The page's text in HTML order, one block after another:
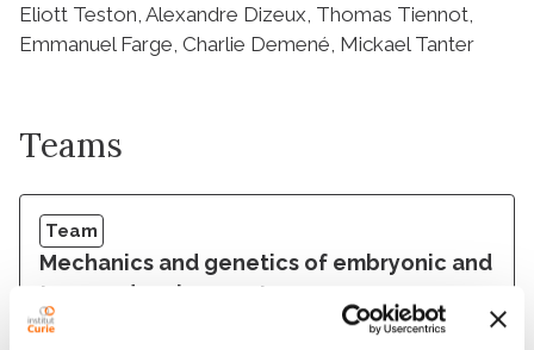
Eliott Teston, Alexandre Dizeux, Thomas Tiennot,
Emmanuel Farge, Charlie Demené, Mickael Tanter
Teams
Team
Mechanics and genetics of embryonic and
tumour development
EMMANUEL FARGE